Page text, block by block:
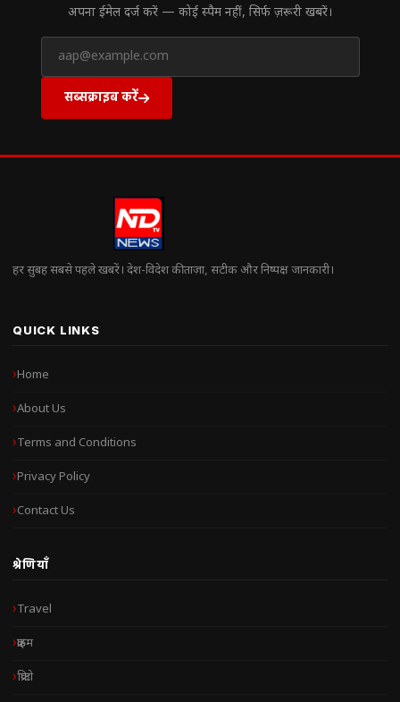
अपना ईमेल दर्ज करें — कोई स्पैम नहीं, सिर्फ ज़रूरी खबरें।
सब्सक्राइब करें
हर सुबह सबसे पहले खबरें। देश-विदेश की ताज़ा, सटीक और निष्पक्ष जानकारी।
QUICK LINKS
Home
About Us
Terms and Conditions
Privacy Policy
Contact Us
श्रेणियाँ
Travel
क्राइम
क्रिप्टो